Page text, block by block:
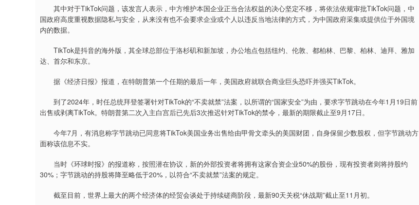
其中对于TikTok问题，该发言人表示，中方维护本国企业正当合法权益的决心坚定不移，将依法依规审批TikTok问题，中
国政府高度重视数据隐私与安全，从来没有也不会要求企业或个人以违反当地法律的方式，为中国政府采集或提供位于外国境
内的数据。
TikTok是抖音的海外版，其全球总部位于洛杉矶和新加坡，办公地点包括纽约、伦敦、都柏林、巴黎、柏林、迪拜、雅加
达、首尔和东京。
据《经济日报》报道，在特朗普第一个任期的最后一年，美国政府就联合商业巨头恐吓并强买TikTok。
到了2024年，时任总统拜登签署针对TikTok的“不卖就禁”法案，以所谓的“国家安全”为由，要求字节跳动在今年1月19日前
出售或剥离TikTok。特朗普第二次入主白宫后已先后3次推迟针对TikTok的禁令，最新的期限截止至9月17日。
今年7月，有消息称字节跳动已同意将TikTok美国业务出售给由甲骨文牵头的美国财团，自身保留少数股权，但字节跳动方
面称该信息不实。
当时《环球时报》的报道称，按照潜在协议，新的外部投资者将拥有这家合资企业50%的股份，现有投资者则将持股约
30%；字节跳动的持股将降至略低于20%，以符合“不卖就禁”法案的规定。
截至目前，世界上最大的两个经济体的经贸会谈处于持续磋商阶段，最新90天关税“休战期”截止至11月初。
上证指数